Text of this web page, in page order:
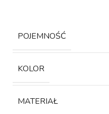
POJEMNOŚĆ
KOLOR
MATERIAŁ